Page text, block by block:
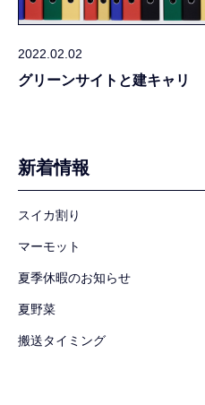
2022.02.02
グリーンサイトと建キャリ
新着情報
スイカ割り
マーモット
夏季休暇のお知らせ
夏野菜
搬送タイミング